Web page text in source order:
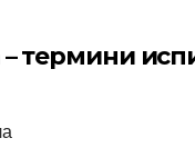
термини